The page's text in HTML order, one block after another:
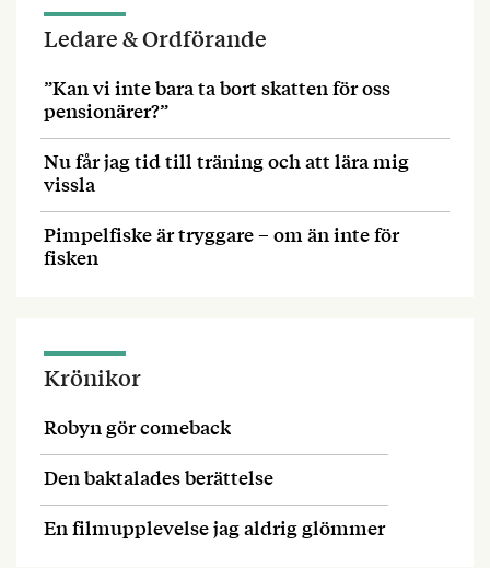
Ledare & Ordförande
”Kan vi inte bara ta bort skatten för oss
pensionärer?”
Nu får jag tid till träning och att lära mig
vissla
Pimpelfiske är tryggare – om än inte för
fisken
Krönikor
Robyn gör comeback
Den baktalades berättelse
En filmupplevelse jag aldrig glömmer